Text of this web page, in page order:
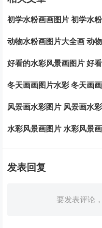
初学水粉画画图片 初学水
动物水粉画图片大全画 动
好看的水彩风景画图片 好
冬天画画图片水彩 冬天画
风景画水彩图片 风景画水
水彩风景画图片 水彩风景
发表回复
要发表评论